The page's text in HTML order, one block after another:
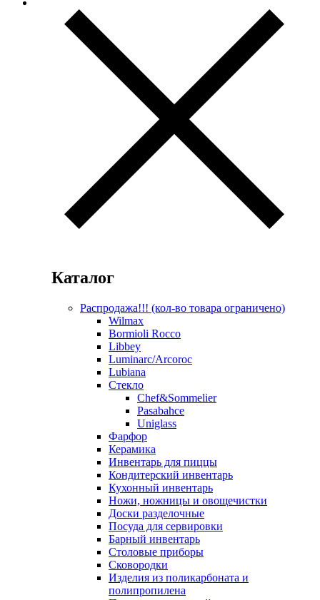
Каталог
Распродажа!!! (кол-во товара ограничено)
Wilmax
Bormioli Rocco
Libbey
Luminarc/Arcoroc
Lubiana
Стекло
Chef&Sommelier
Pasabahce
Uniglass
Фарфор
Керамика
Инвентарь для пиццы
Кондитерский инвентарь
Кухонный инвентарь
Ножи, ножницы и овощечистки
Доски разделочные
Посуда для сервировки
Барный инвентарь
Столовые приборы
Сковородки
Изделия из поликарбоната и
полипропилена